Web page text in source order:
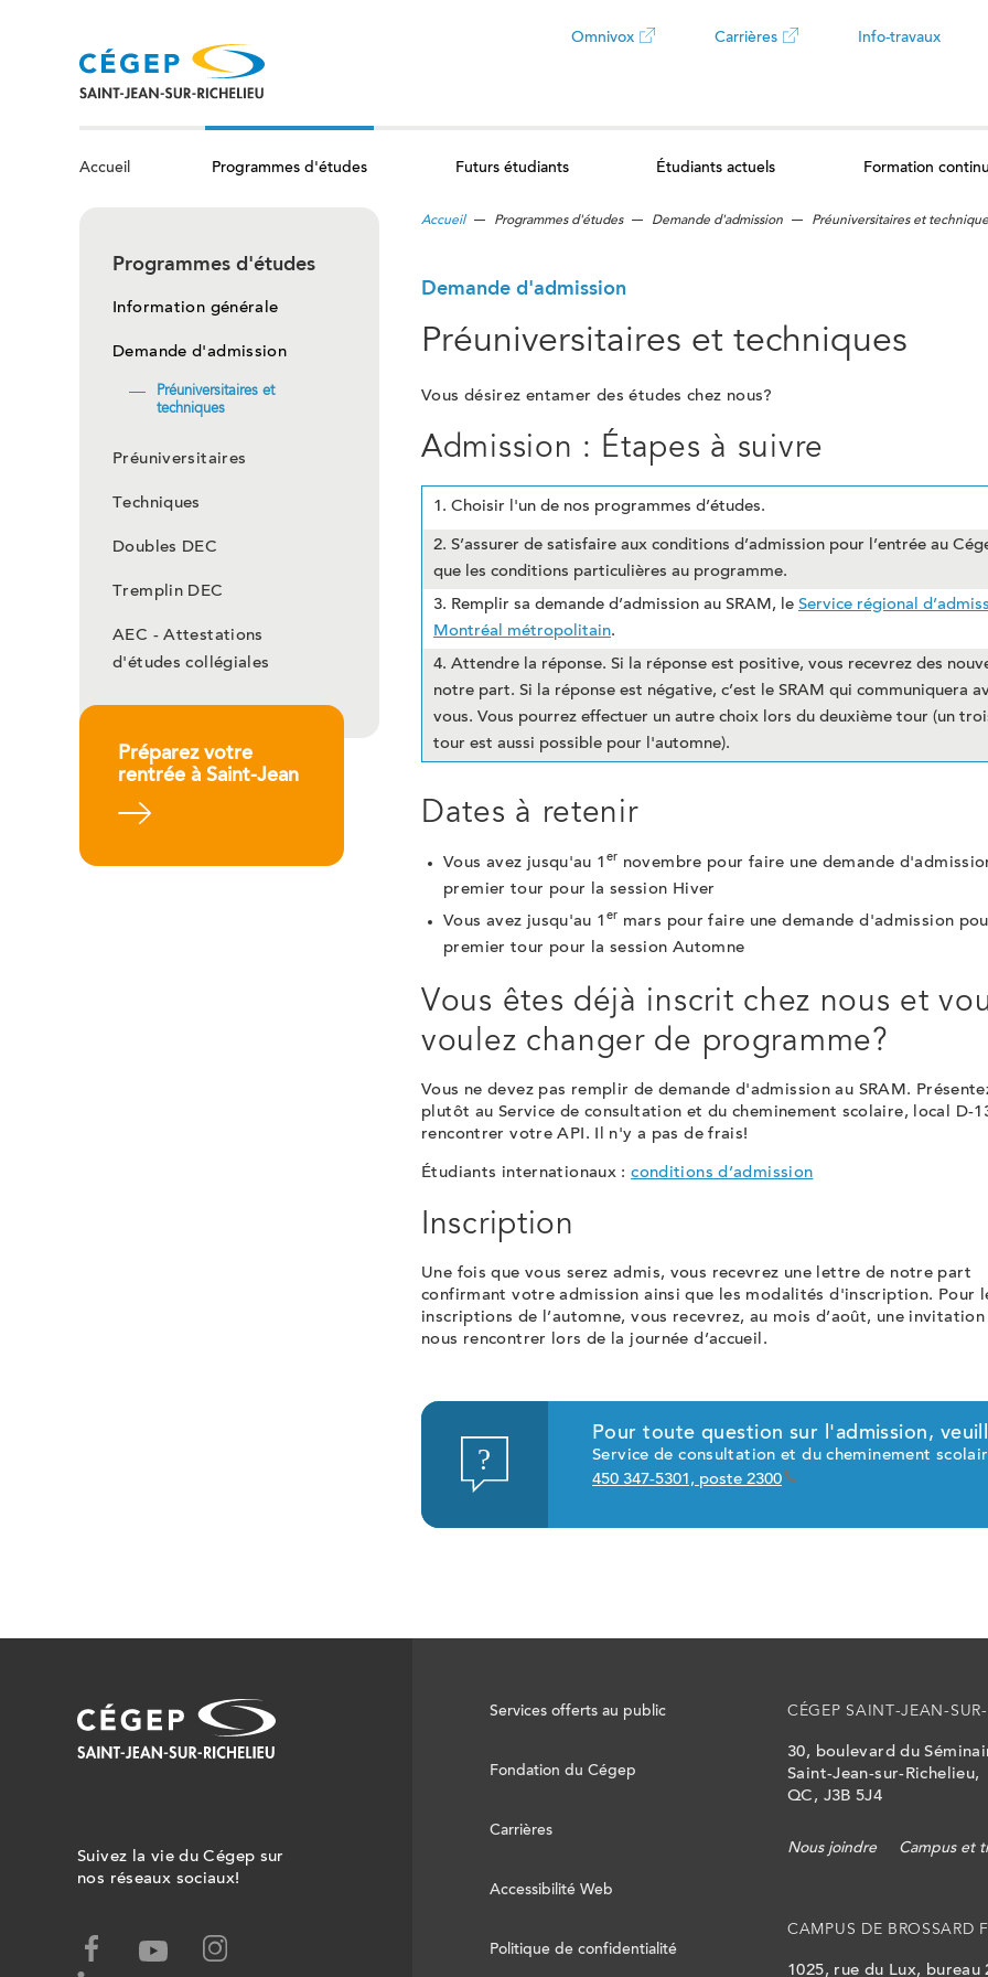
Omnivox
un
nouvel
onglet
Carrières
ouvrira
nouvel
onglet
Info-travaux
Accueil Programmes d'études Futurs étudiants Étudiants actuels Formation
Programmes d'études
Information générale
Demande d'admission
Préuniversitaires et
techniques
Préuniversitaires
Techniques
Doubles DEC
Tremplin DEC
AEC - Attestations
d'études collégiales
Préparez votre
rentrée à Saint-Jean
Accueil Programmes d'études Demande d'admission Préuniversitaires et
Demande d'admission
Préuniversitaires et techniques
Vous désirez entamer des études chez nous?
Admission : Étapes à suivre
1. Choisir l'un de nos programmes d’études.
2. S’assurer de satisfaire aux conditions d’admission pour l’entrée au
que les conditions particulières au programme.
3. Remplir sa demande d’admission au SRAM, le Service régional
Montréal métropolitain.
4. Attendre la réponse. Si la réponse est positive, vous recevrez des
notre part. Si la réponse est négative, c’est le SRAM qui communiquera
vous. Vous pourrez effectuer un autre choix lors du deuxième tour (un
tour est aussi possible pour l'automne).
Dates à retenir
Vous avez jusqu'au 1 er novembre pour faire une demande
premier tour pour la session Hiver
Vous avez jusqu'au 1 er mars pour faire une demande d'admission
premier tour pour la session Automne
Vous êtes déjà inscrit chez nous et
voulez changer de programme?
Vous ne devez pas remplir de demande d'admission au SRAM.
plutôt au Service de consultation et du cheminement scolaire, local D-
rencontrer votre API. Il n'y a pas de frais!
Étudiants internationaux :conditions d’admission
Inscription
Une fois que vous serez admis, vous recevrez une lettre de notre part
confirmant votre admission ainsi que les modalités d'inscription. Pour
inscriptions de l’automne, vous recevrez, au mois d’août, une
nous rencontrer lors de la journée d’accueil.
Pour toute question sur l'admission,
Service de consultation et du cheminement
450 347-5301, poste 2300
Suivez la vie du Cégep sur
nos réseaux sociaux!
facebook,youtube,instagram,
Services offerts au public
Fondation du Cégep
Carrières
Accessibilité Web
Politique de confidentialité
CÉGEP SAINT-JEAN-SUR-
30, boulevard du
Saint-Jean-sur-Richelieu,
QC, J3B 5J4
Nous joindre Campus et
CAMPUS DE BROSSARD
1025, rue du Lux, bureau